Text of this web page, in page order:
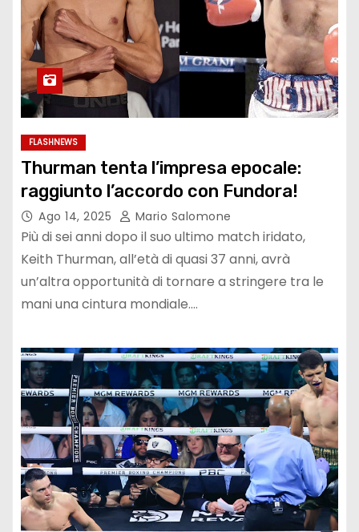
FLASHNEWS
Thurman tenta l’impresa epocale:
raggiunto l’accordo con Fundora!
Ago 14, 2025 Mario Salomone
Più di sei anni dopo il suo ultimo match iridato,
Keith Thurman, all’età di quasi 37 anni, avrà
un’altra opportunità di tornare a stringere tra le
mani una cintura mondiale.…